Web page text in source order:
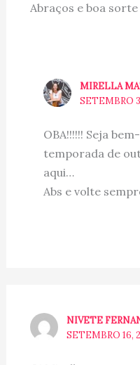
Abraços e boa sorte
MIRELLA
SETEMBRO
OBA!!!!!! Seja
temporada de
aqui…
Abs e volte
NIVETE
SETEMBRO 16,